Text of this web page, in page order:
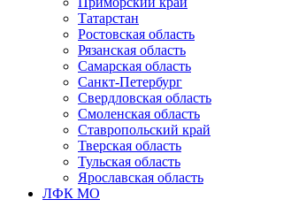
Татарстан
Ростовская область
Рязанская область
Самарская область
Санкт-Петербург
Свердловская область
Смоленская область
Ставропольский край
Тверская область
Тульская область
Ярославская область
ЛФК МО